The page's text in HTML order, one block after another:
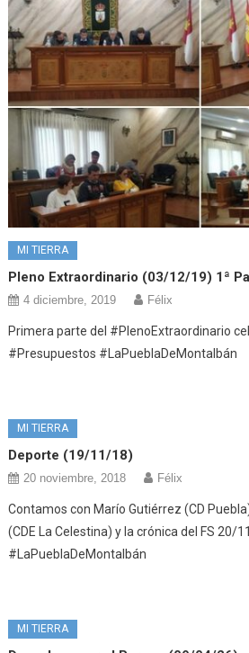
MI TIERRA
Pleno Extraordinario (03/12/19) 1ª
4 diciembre, 2019 Félix
Primera parte del #PlenoExtraordinario
#Presupuestos #LaPueblaDeMontalbán
MI TIERRA
Deporte (19/11/18)
20 noviembre, 2018 Félix
Contamos con Marío Gutiérrez (CD
(CDE La Celestina) y la crónica del FS 20/
#LaPueblaDeMontalbán
MI TIERRA